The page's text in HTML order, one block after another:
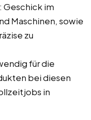
: Geschick im
Maschinen, sowie
zu
für die
bei diesen
in